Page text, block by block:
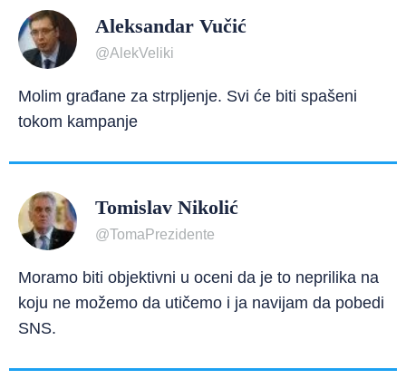
Aleksandar Vučić
@AlekVeliki
Molim građane za strpljenje. Svi će biti spašeni
tokom kampanje
Tomislav Nikolić
@TomaPrezidente
Moramo biti objektivni u oceni da je to neprilika na
koju ne možemo da utičemo i ja navijam da pobedi
SNS.